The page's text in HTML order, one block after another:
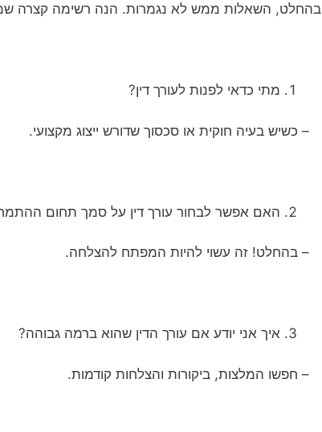
בהחלט, השאלות ממש לא נגמרות. הנה רשימה קצרה
מתי כדאי לפנות לעורך דין?
– כשיש בעיה חוקית או סכסוך שדורש ייצוג מקצועי.
האם אפשר לבחור עורך דין על סמך תחום
– בהחלט! זה עשוי להיות המפתח להצלחה.
איך אני יודע אם עורך הדין שהוא ברמה גבוהה?
– חפשו המלצות, ביקורות והצלחות קודמות.